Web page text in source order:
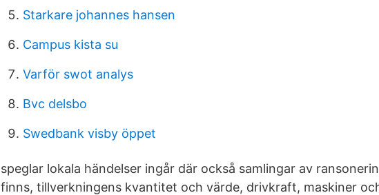
Starkare johannes hansen
Campus kista su
Varför swot analys
Bvc delsbo
Swedbank visby öppet
speglar lokala händelser ingår där också samlingar av
finns, tillverkningens kvantitet och värde, drivkraft, maskiner